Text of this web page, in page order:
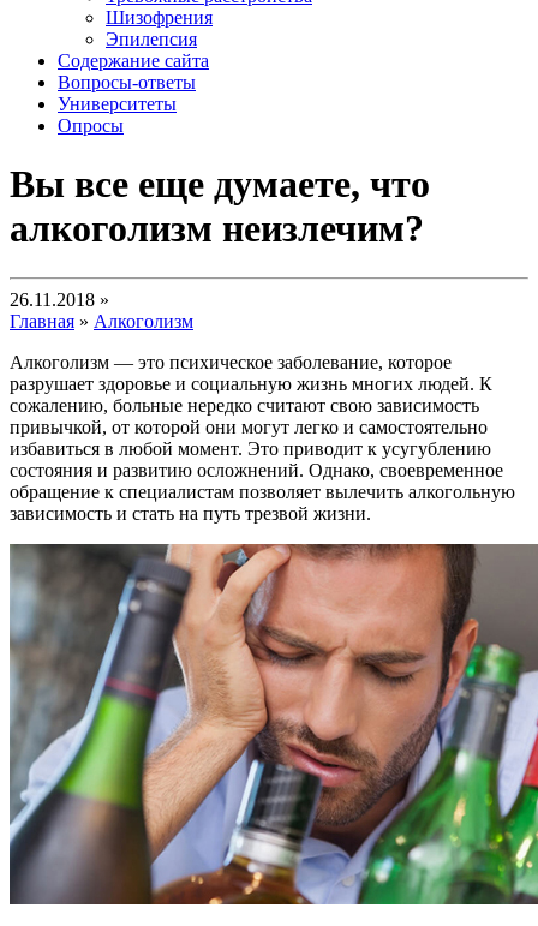
Шизофрения
Эпилепсия
Содержание сайта
Вопросы-ответы
Университеты
Опросы
Вы все еще думаете, что
алкоголизм неизлечим?
26.11.2018 »
Главная » Алкоголизм
Алкоголизм — это психическое заболевание, которое
разрушает здоровье и социальную жизнь многих людей. К
сожалению, больные нередко считают свою зависимость
привычкой, от которой они могут легко и самостоятельно
избавиться в любой момент. Это приводит к усугублению
состояния и развитию осложнений. Однако, своевременное
обращение к специалистам позволяет вылечить алкогольную
зависимость и стать на путь трезвой жизни.